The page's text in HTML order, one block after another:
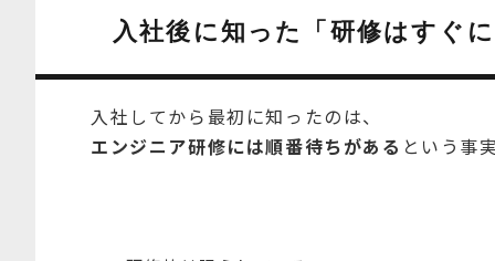
入社後に知った「研修はすぐ
入社してから最初に知ったのは、
エンジニア研修には順番待ちがある という事